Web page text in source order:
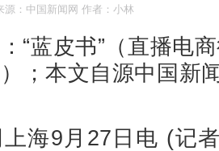
源：中国新闻网 作者：小林
蓝皮书”（直播电商
；本文自源中国新
9月27日电 (记者